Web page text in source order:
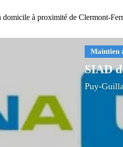
domicile à proximité de Clermont-
SIAD
Puy-